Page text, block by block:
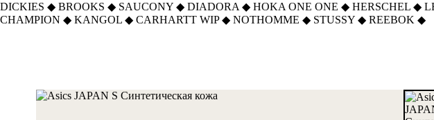
DICKIES ◆ BROOKS ◆ SAUCONY ◆ DIADORA ◆ HOKA ONE ONE ◆ HERSCHEL ◆
CHAMPION ◆ KANGOL ◆ CARHARTT WIP ◆ NOTHOMME ◆ STUSSY ◆ REEBOK ◆